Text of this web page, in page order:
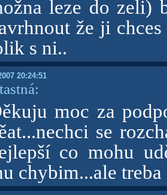
leze do zeli)
že ji
s ni..
20:24:51
moc za
se
co mohu
chybim...ale treba